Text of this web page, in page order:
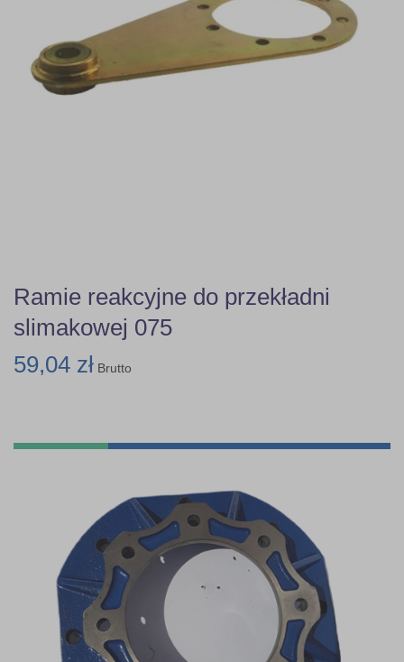
Ramie reakcyjne do przekładni
slimakowej 075
59,04 zł Brutto